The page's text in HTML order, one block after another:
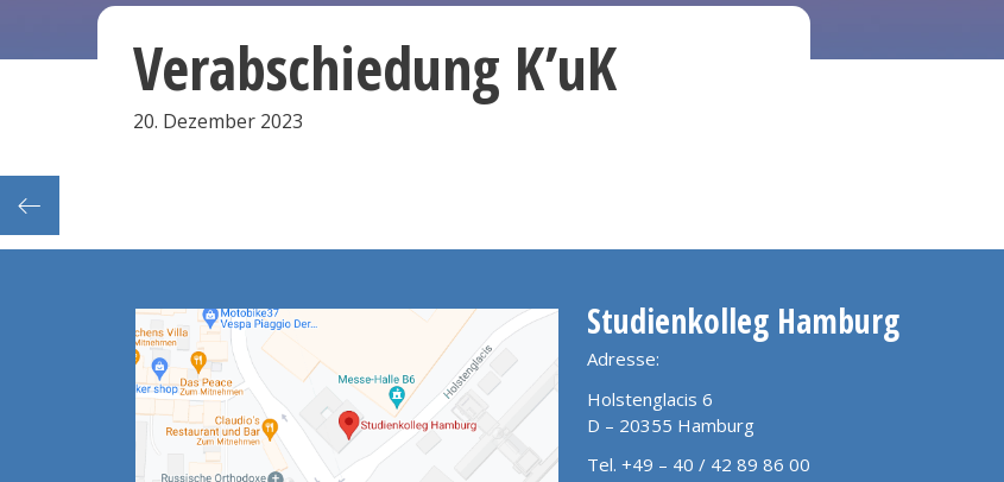
Verabschiedung K’uK
20. Dezember 2023
Studienkolleg Hamburg
Adresse:
Holstenglacis 6
D – 20355 Hamburg
Tel. +49 – 40 / 42 89 86 00